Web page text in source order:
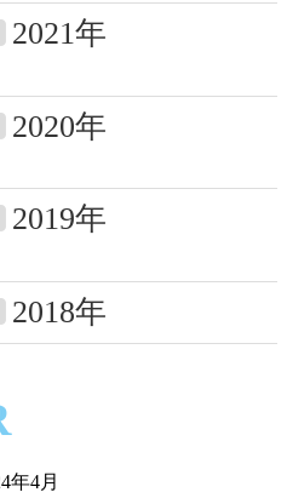
2021年
2020年
2019年
2018年
年4月